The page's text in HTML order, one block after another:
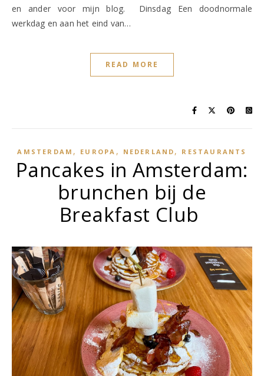
en ander voor mijn blog. Dinsdag Een doodnormale
werkdag en aan het eind van…
READ MORE
AMSTERDAM , EUROPA , NEDERLAND , RESTAURANTS
Pancakes in Amsterdam:
brunchen bij de
Breakfast Club